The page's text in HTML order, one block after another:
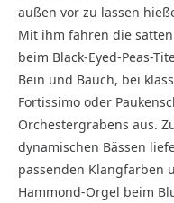
außen vor zu lassen
Mit ihm fahren die
beim Black-Eyed-Peas-
Bein und Bauch, bei
Fortissimo oder
Orchestergrabens aus.
dynamischen Bässen
passenden Klang­farben
Hammond-Orgel beim